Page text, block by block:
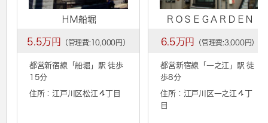
ＨＭ船堀
5.5万円 （管理費:10,000円）
都営新宿線「船堀 」駅 徒歩
15分
住所：江戸川区松江４丁目
ＲＯＳＥＧＡＲＤＥＮ
6.5万円 （管理費:3,000円）
都営新宿線「 一之江
」駅 徒
歩8分
住所：江戸川区一之江４丁
目